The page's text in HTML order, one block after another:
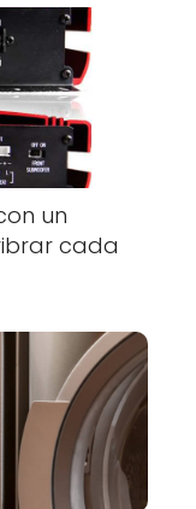
un
cada